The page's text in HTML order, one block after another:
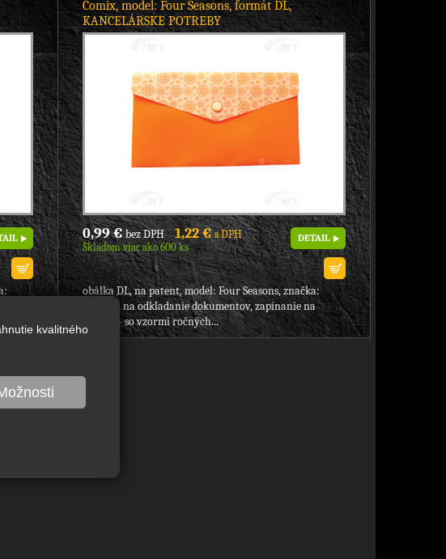
kvalitného
Comix, model: Four Seasons, formát DL,
KANCELÁRSKE POTREBY
0,99 €bez DPH 1,22 €s DPH
Skladom viac ako 600 ks
DETAIL
obálka DL, na patent, model: Four Seasons, značka:
Comix, - na odkladanie dokumentov, zapínanie na
patent, - so vzormi ročných...